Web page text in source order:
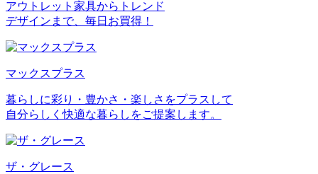
アウトレット家具からトレンド
デザインまで、毎日お買得！
マックスプラス
暮らしに彩り・豊かさ・楽しさをプラスして
自分らしく快適な暮らしをご提案します。
ザ・グレース